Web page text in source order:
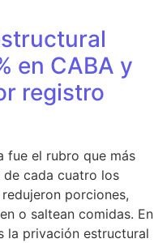
en CABA y
registro
fue el rubro que más
cada cuatro los
porciones,
o saltean comidas. En
la privación estructural